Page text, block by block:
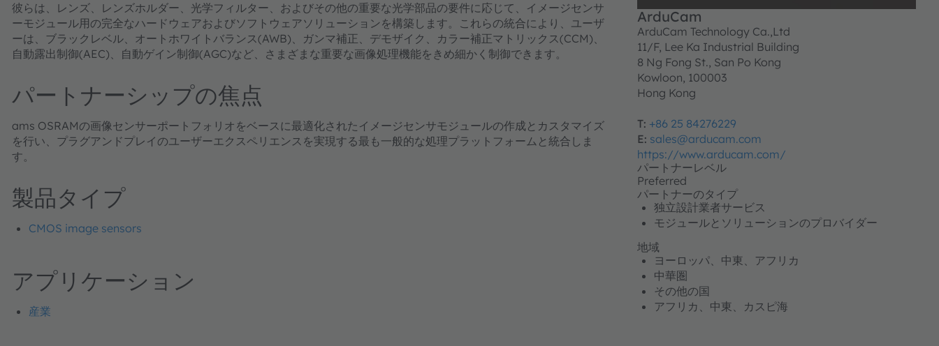
彼らは、レンズ、レンズホルダー、光学フィルター、およびその他の重要な光学部品の要件に応じて、イメージセンサ
ーモジュール用の完全なハードウェアおよびソフトウェアソリューションを構築します。これらの統合により、ユーザ
ーは、ブラックレベル、オートホワイトバランス(AWB)、ガンマ補正、デモザイク、カラー補正マトリックス(CCM)、
自動露出制御(AEC)、自動ゲイン制御(AGC)など、さまざまな重要な画像処理機能をきめ細かく制御できます。
パートナーシップの焦点
ams OSRAMの画像センサーポートフォリオをベースに最適化されたイメージセンサモジュールの作成とカスタマイズ
を行い、プラグアンドプレイのユーザーエクスペリエンスを実現する最も一般的な処理プラットフォームと統合しま
す。
製品タイプ
CMOS image sensors
アプリケーション
産業
ArduCam
ArduCam Technology Ca.,Ltd
11/F, Lee Ka Industrial Building
8 Ng Fong St., San Po Kong
Kowloon, 100003
Hong Kong
T: +86 25 84276229
E: sales@arducam.com
https://www.arducam.com/
パートナーレベル
Preferred
パートナーのタイプ
独立設計業者サービス
モジュールとソリューションのプロバイダー
地域
ヨーロッパ、中東、アフリカ
中華圏
その他の国
アフリカ、中東、カスピ海